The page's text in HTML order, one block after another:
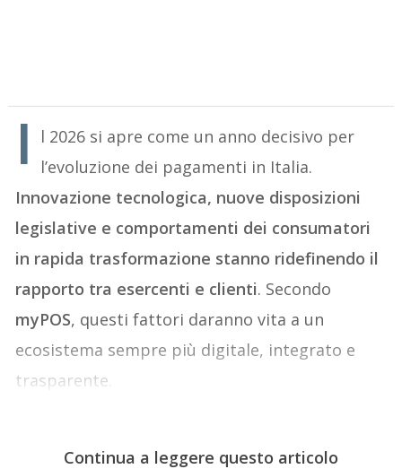
I
l 2026 si apre come un anno decisivo per
l’evoluzione dei pagamenti in Italia.
Innovazione tecnologica, nuove disposizioni
legislative e comportamenti dei consumatori
in rapida trasformazione stanno ridefinendo il
rapporto tra esercenti e clienti. Secondo
myPOS, questi fattori daranno vita a un
ecosistema sempre più digitale, integrato e
trasparente.
Continua a leggere questo articolo